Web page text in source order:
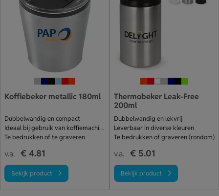
Koffiebeker metallic 180ml
Dubbelwandig en compact
Ideaal bij gebruik van koffiemachine
Te bedrukken of te graveren
v.a. € 4.81
Bekijk product
Thermobeker Leak-Free
200ml
Dubbelwandig en lekvrij
Leverbaar in diverse kleuren
Te bedrukken of graveren (rondom)
v.a. € 5.01
Bekijk product